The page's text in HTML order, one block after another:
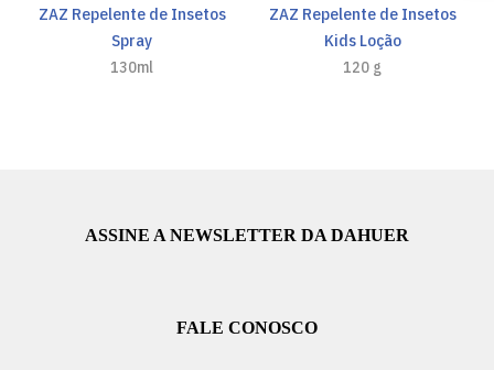
ZAZ Repelente de Insetos
Spray
130ml
ZAZ Repelente de Insetos
Kids Loção
120 g
ASSINE A NEWSLETTER DA DAHUER
FALE CONOSCO